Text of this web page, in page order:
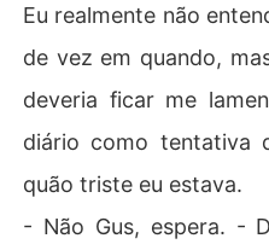
Eu realmente não
de vez em quando,
deveria ficar me
diário como tentativa
quão triste eu estava.
- Não Gus, espera. -